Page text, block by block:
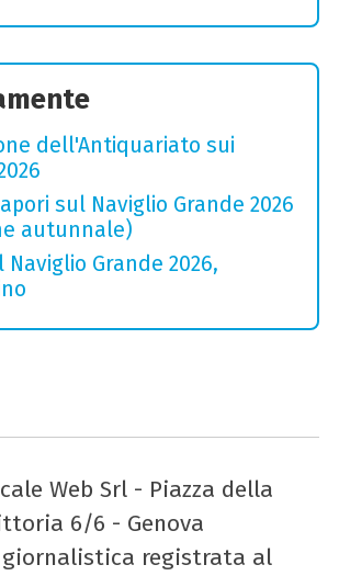
dell'Antiquariato sui
sul Naviglio Grande 2026
autunnale)
Grande 2026,
Web Srl - Piazza della
6/6 - Genova
registrata al